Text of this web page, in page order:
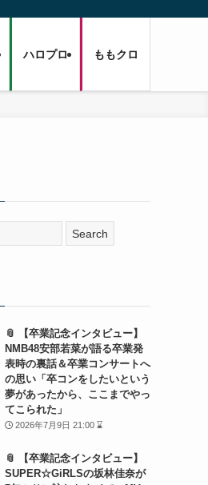
ハロプロ ももクロ
📎 【卒業記念インタビュー】
NMB48安部若菜が語る卒業発
表時の裏話＆卒業コンサートへ
の思い「卒コンをしたいという
夢があったから、ここまでやっ
てこられた」
2026年7月9日 21:00 ⌛
📎 【卒業記念インタビュー】
SUPER☆GiRLSの坂林佳奈が